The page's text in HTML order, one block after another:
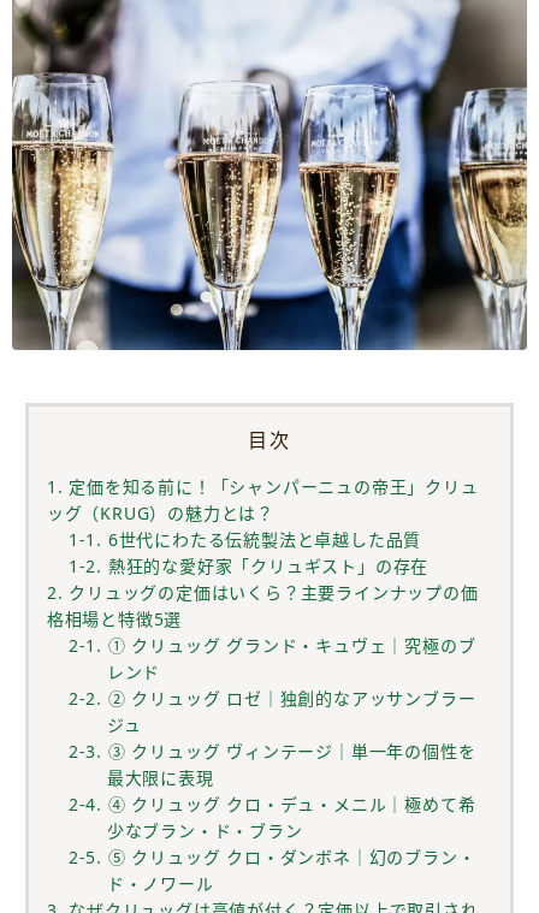
目次
1. 定価を知る前に！「シャンパーニュの帝王」クリュ
ッグ（KRUG）の魅力とは？
1-1. 6世代にわたる伝統製法と卓越した品質
1-2. 熱狂的な愛好家「クリュギスト」の存在
2. クリュッグの定価はいくら？主要ラインナップの価
格相場と特徴5選
2-1. ① クリュッグ グランド・キュヴェ｜究極のブ
レンド
2-2. ② クリュッグ ロゼ｜独創的なアッサンブラー
ジュ
2-3. ③ クリュッグ ヴィンテージ｜単一年の個性を
最大限に表現
2-4. ④ クリュッグ クロ・デュ・メニル｜極めて希
少なブラン・ド・ブラン
2-5. ⑤ クリュッグ クロ・ダンボネ｜幻のブラン・
ド・ノワール